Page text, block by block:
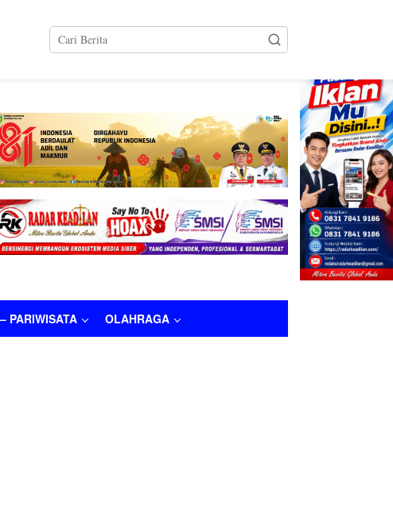
PARIWISATA OLAHRAGA